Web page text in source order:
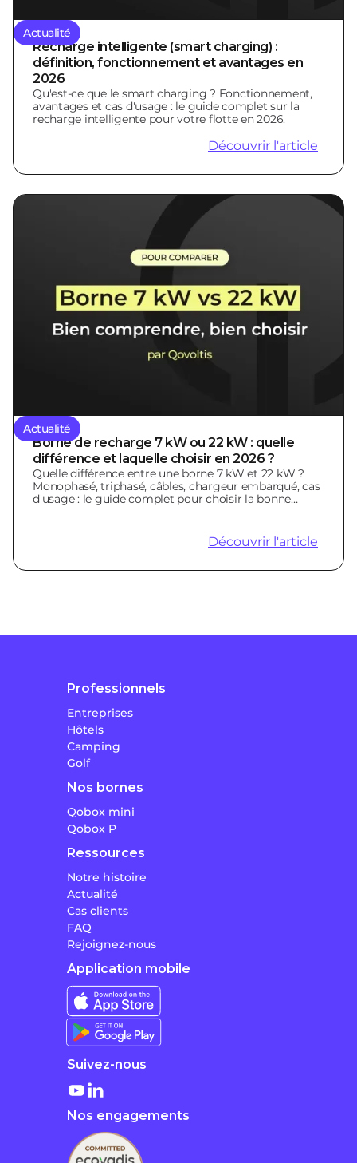
Actualité
Recharge intelligente (smart charging) :
définition, fonctionnement et avantages en
2026
Qu'est-ce que le smart charging ? Fonctionnement,
avantages et cas d'usage : le guide complet sur la
recharge intelligente pour votre flotte en 2026.
Découvrir l'article
Actualité
Borne de recharge 7 kW ou 22 kW : quelle
différence et laquelle choisir en 2026 ?
Quelle différence entre une borne 7 kW et 22 kW ?
Monophasé, triphasé, câbles, chargeur embarqué, cas
d'usage : le guide complet pour choisir la bonne
Découvrir l'article
Professionnels
Entreprises
Hôtels
Camping
Golf
Nos bornes
Qobox mini
Qobox P
Ressources
Notre histoire
Actualité
Cas clients
FAQ
Rejoignez-nous
Application mobile
Suivez-nous
Nos engagements